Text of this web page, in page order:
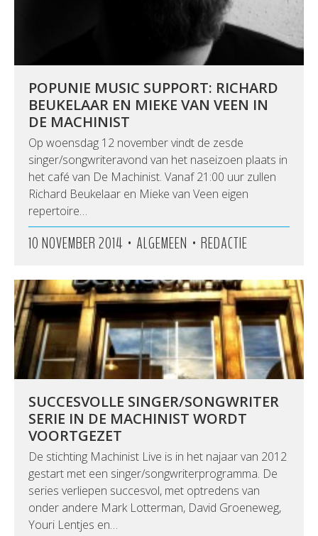
POPUNIE MUSIC SUPPORT: RICHARD
BEUKELAAR EN MIEKE VAN VEEN IN
DE MACHINIST
Op woensdag 12 november vindt de zesde
singer/songwriteravond van het naseizoen plaats in
het café van De Machinist. Vanaf 21:00 uur zullen
Richard Beukelaar en Mieke van Veen eigen
repertoire…
10 NOVEMBER 2014 • ALGEMEEN • REDACTIE
SUCCESVOLLE SINGER/SONGWRITER
SERIE IN DE MACHINIST WORDT
VOORTGEZET
De stichting Machinist Live is in het najaar van 2012
gestart met een singer/songwriterprogramma. De
series verliepen succesvol, met optredens van
onder andere Mark Lotterman, David Groeneweg,
Youri Lentjes en…